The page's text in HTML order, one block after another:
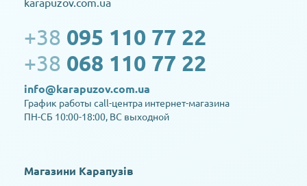
+38 095 110 77 22
+38 068 110 77 22
info@karapuzov.com.ua
График работы call-центра интернет-магазина
ПН-СБ 10:00-18:00, ВС выходной
Магазини Карапузів